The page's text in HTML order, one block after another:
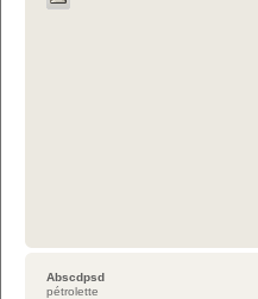
Abscdpsd
pétrolette